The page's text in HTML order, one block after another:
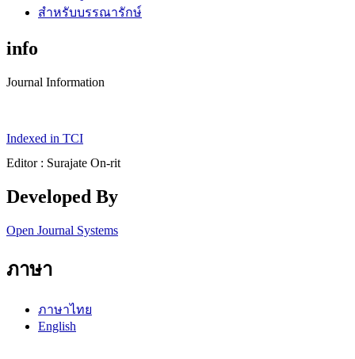
สำหรับบรรณารักษ์
info
Journal Information
Indexed in TCI
Editor : Surajate On-rit
Developed By
Open Journal Systems
ภาษา
ภาษาไทย
English